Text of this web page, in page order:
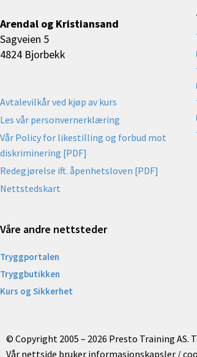
Arendal og Kristiansand
Sagveien 5
4824 Bjorbekk
Avtalevilkår ved kjøp av kurs
Les vår personvernerklæring
Vår Policy for likestilling og forbud mot
diskriminering [PDF]
Redegjørelse ift. åpenhetsloven [PDF]
Nettstedskart
Våre andre nettsteder
Tryggportalen
Tryggbutikken
Kurs og Sikkerhet
© Copyright 2005 – 2026 Presto Training
Vår nettside bruker informasjonskapsler /